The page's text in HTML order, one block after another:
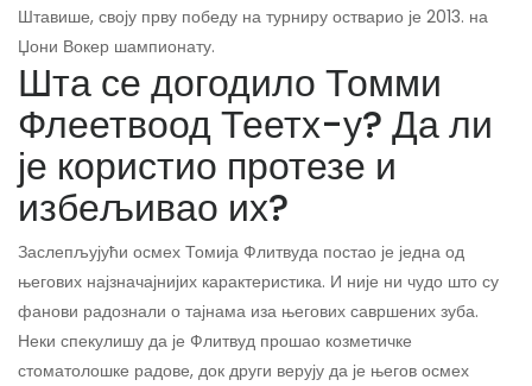
Штавише, своју прву победу на турниру остварио је 2013. на
Џони Вокер шампионату.
Шта се догодило Томми
Флеетвоод Теетх-у? Да ли
је користио протезе и
избељивао их?
Заслепљујући осмех Томија Флитвуда постао је једна од
његових најзначајнијих карактеристика. И није ни чудо што су
фанови радознали о тајнама иза његових савршених зуба.
Неки спекулишу да је Флитвуд прошао козметичке
стоматолошке радове, док други верују да је његов осмех